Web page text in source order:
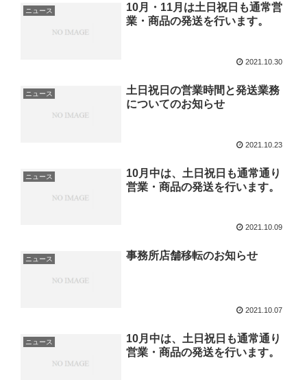
ニュース
10月・11月は土日祝日も通常営
業・商品の発送を行います。
2021.10.30
ニュース
土日祝日の営業時間と発送業務
についてのお知らせ
2021.10.23
ニュース
10月中は、土日祝日も通常通り
営業・商品の発送を行います。
2021.10.09
ニュース 事務所店舗移転のお知らせ
2021.10.07
ニュース
10月中は、土日祝日も通常通り
営業・商品の発送を行います。